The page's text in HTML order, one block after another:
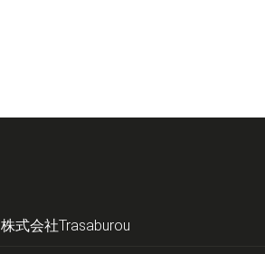
株式会社Trasaburou